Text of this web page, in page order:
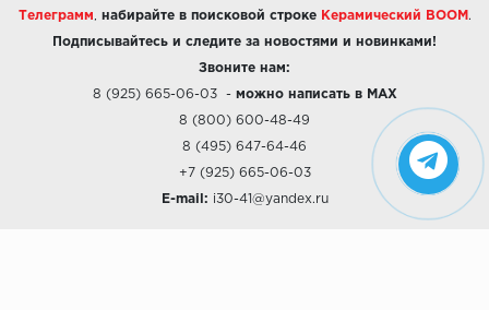
Телеграмм набирайте в поисковой строке Керамический BOOM .
Подписывайтесь и следите за новостями и новинками!
Звоните нам:
8 (925) 665-06-03- можно написать в MAX
8 (800) 600-48-49
8 (495) 647-64-46
+7 (925) 665-06-03
E-mail: i30-41@yandex.ru